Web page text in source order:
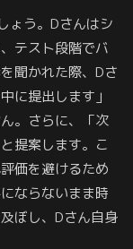
ょう。Dさんはシ
テスト段階でバ
聞かれた際、Dさ
に提出します」
。さらに、「次
提案します。こ
価を避けるため
ならないまま時
ぼし、Dさん自身